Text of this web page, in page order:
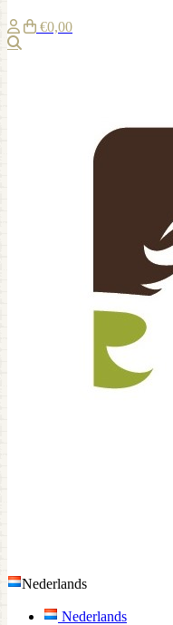
€0,00
Nederlands
Nederlands